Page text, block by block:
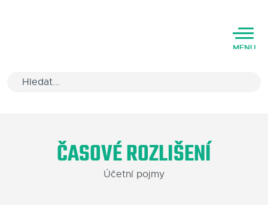
MENU
Varianty software
ČASOVÉ ROZLIŠENÍ
Účetní pojmy